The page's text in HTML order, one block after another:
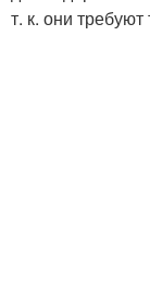
т. к. они